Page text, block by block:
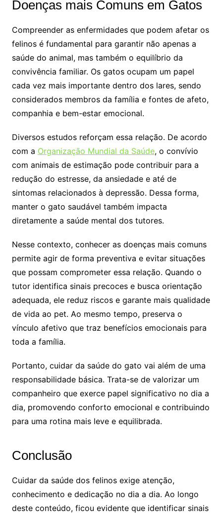
Doenças mais Comuns em Gatos
Compreender as enfermidades que podem afetar os
felinos é fundamental para garantir não apenas a
saúde do animal, mas também o equilíbrio da
convivência familiar. Os gatos ocupam um papel
cada vez mais importante dentro dos lares, sendo
considerados membros da família e fontes de afeto,
companhia e bem-estar emocional.
Diversos estudos reforçam essa relação. De acordo
com a Organização Mundial da Saúde, o convívio
com animais de estimação pode contribuir para a
redução do estresse, da ansiedade e até de
sintomas relacionados à depressão. Dessa forma,
manter o gato saudável também impacta
diretamente a saúde mental dos tutores.
Nesse contexto, conhecer as doenças mais comuns
permite agir de forma preventiva e evitar situações
que possam comprometer essa relação. Quando o
tutor identifica sinais precoces e busca orientação
adequada, ele reduz riscos e garante mais qualidade
de vida ao pet. Ao mesmo tempo, preserva o
vínculo afetivo que traz benefícios emocionais para
toda a família.
Portanto, cuidar da saúde do gato vai além de uma
responsabilidade básica. Trata-se de valorizar um
companheiro que exerce papel significativo no dia a
dia, promovendo conforto emocional e contribuindo
para uma rotina mais leve e equilibrada.
Conclusão
Cuidar da saúde dos felinos exige atenção,
conhecimento e dedicação no dia a dia. Ao longo
deste conteúdo, ficou evidente que identificar sinais